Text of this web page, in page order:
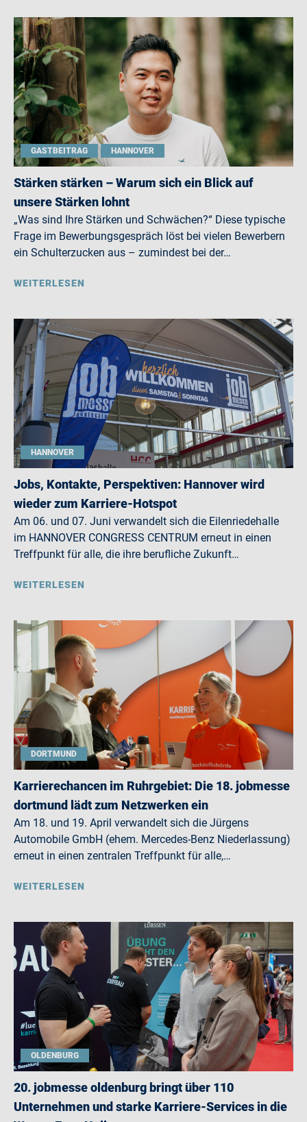
GASTBEITRAG HANNOVER
Stärken stärken – Warum sich ein Blick auf
unsere Stärken lohnt
„Was sind Ihre Stärken und Schwächen?“ Diese typische
Frage im Bewerbungsgespräch löst bei vielen Bewerbern
ein Schulterzucken aus – zumindest bei der…
WEITERLESEN
HANNOVER
Jobs, Kontakte, Perspektiven: Hannover wird
wieder zum Karriere-Hotspot
Am 06. und 07. Juni verwandelt sich die Eilenriedehalle
im HANNOVER CONGRESS CENTRUM erneut in einen
Treffpunkt für alle, die ihre berufliche Zukunft…
WEITERLESEN
DORTMUND
Karrierechancen im Ruhrgebiet: Die 18. jobmesse
dortmund lädt zum Netzwerken ein
Am 18. und 19. April verwandelt sich die Jürgens
Automobile GmbH (ehem. Mercedes-Benz Niederlassung)
erneut in einen zentralen Treffpunkt für alle,…
WEITERLESEN
OLDENBURG
20. jobmesse oldenburg bringt über 110
Unternehmen und starke Karriere-Services in die